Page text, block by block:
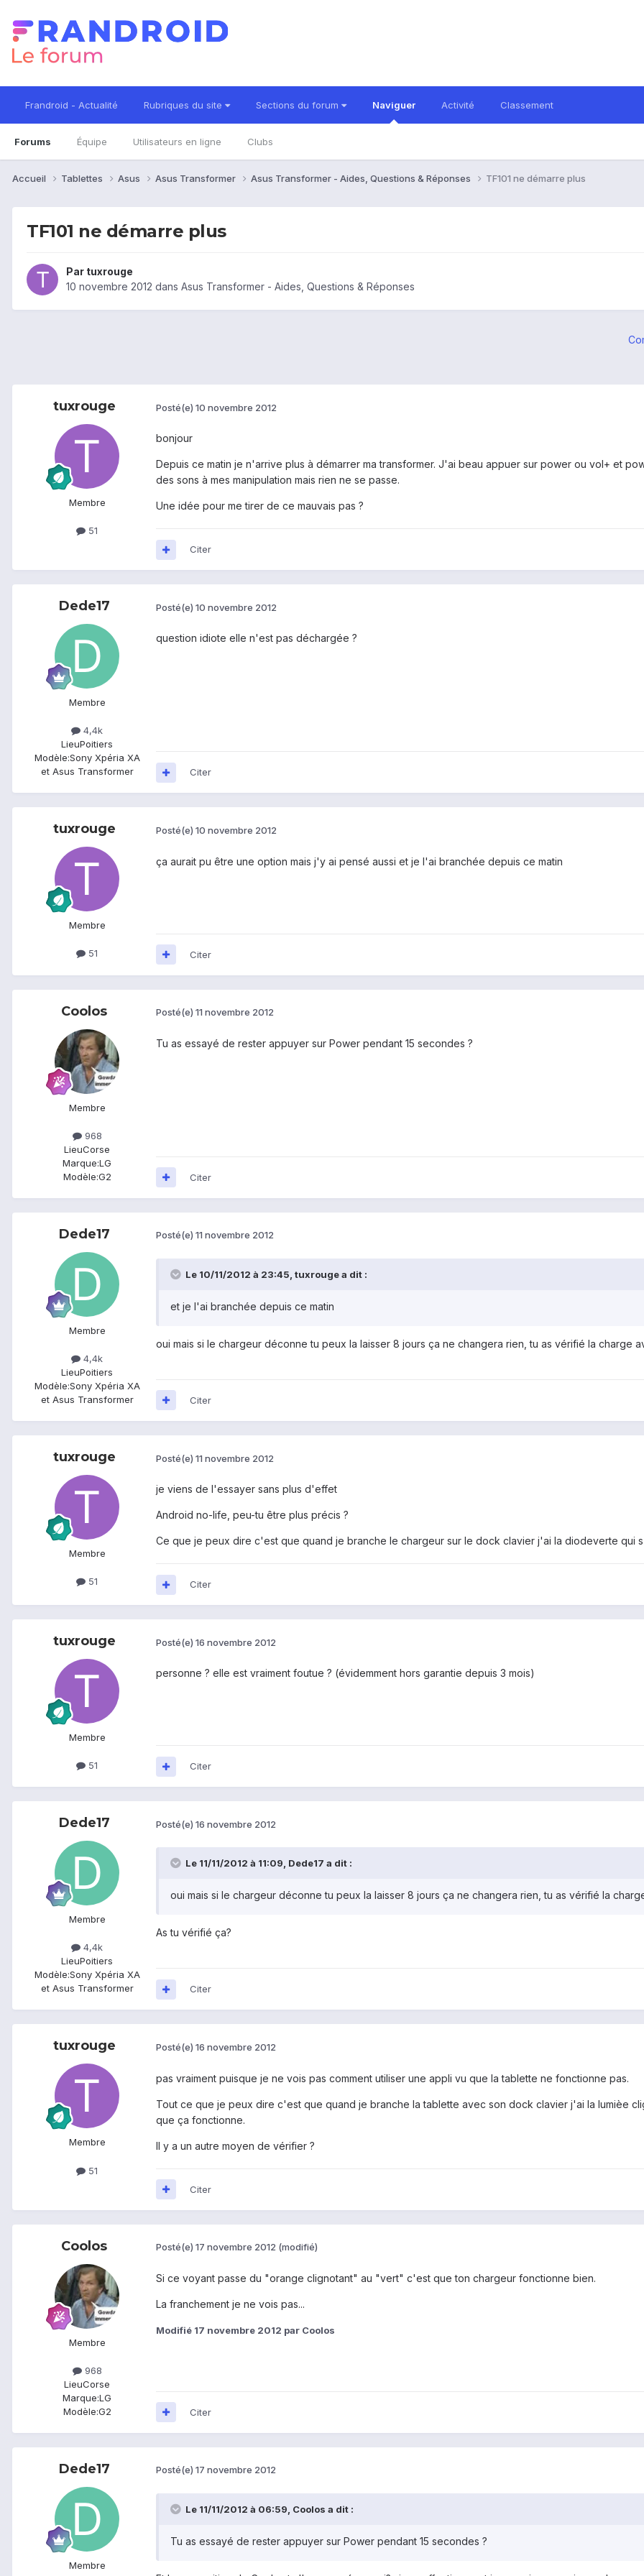
Frandroid - Actualité Rubriques du site Sections du forum Naviguer
Forums Équipe Utilisateurs en ligne Clubs
Activité Classement
Accueil Tablettes Asus Asus Transformer Asus Transformer - Aides, Questions & Réponses TF101 ne démarre plus
TF101 ne démarre plus
Par tuxrouge
10 novembre 2012 dans Asus Transformer - Aides, Questions & Réponses
tuxrouge
Membre
51
Posté(e) 10 novembre 2012
bonjour
Depuis ce matin je n'arrive plus à démarrer ma transformer. J'ai beau appuer sur power ou vol+ et
des sons à mes manipulation mais rien ne se passe.
Une idée pour me tirer de ce mauvais pas ?
Citer
Dede17
Membre
4,4k
LieuPoitiers
Modèle:Sony Xpéria XA
et Asus Transformer
Posté(e) 10 novembre 2012
question idiote elle n'est pas déchargée ?
Citer
tuxrouge
Membre
51
Posté(e) 10 novembre 2012
ça aurait pu être une option mais j'y ai pensé aussi et je l'ai branchée depuis ce matin
Citer
Coolos
Membre
968
LieuCorse
Marque:LG
Modèle:G2
Posté(e) 11 novembre 2012
Tu as essayé de rester appuyer sur Power pendant 15 secondes ?
Citer
Dede17
Membre
4,4k
LieuPoitiers
Modèle:Sony Xpéria XA
et Asus Transformer
Posté(e) 11 novembre 2012
Le 10/11/2012 à 23:45, tuxrouge a dit :
et je l'ai branchée depuis ce matin
oui mais si le chargeur déconne tu peux la laisser 8 jours ça ne changera rien, tu as vérifié la charge
Citer
tuxrouge
Membre
51
Posté(e) 11 novembre 2012
je viens de l'essayer sans plus d'effet
Android no-life, peu-tu être plus précis ?
Ce que je peux dire c'est que quand je branche le chargeur sur le dock clavier j'ai la diodeverte qui
Citer
tuxrouge
Membre
51
Posté(e) 16 novembre 2012
personne ? elle est vraiment foutue ? (évidemment hors garantie depuis 3 mois)
Citer
Dede17
Membre
4,4k
LieuPoitiers
Modèle:Sony Xpéria XA
et Asus Transformer
Posté(e) 16 novembre 2012
Le 11/11/2012 à 11:09, Dede17 a dit :
oui mais si le chargeur déconne tu peux la laisser 8 jours ça ne changera rien, tu as vérifié la
As tu vérifié ça?
Citer
tuxrouge
Membre
51
Posté(e) 16 novembre 2012
pas vraiment puisque je ne vois pas comment utiliser une appli vu que la tablette ne fonctionne pas.
Tout ce que je peux dire c'est que quand je branche la tablette avec son dock clavier j'ai la lumièe
que ça fonctionne.
Il y a un autre moyen de vérifier ?
Citer
Coolos
Membre
968
LieuCorse
Marque:LG
Modèle:G2
Posté(e) 17 novembre 2012 (modifié)
Si ce voyant passe du "orange clignotant" au "vert" c'est que ton chargeur fonctionne bien.
La franchement je ne vois pas...
Modifié 17 novembre 2012 par Coolos
Citer
Dede17
Membre
Posté(e) 17 novembre 2012
Le 11/11/2012 à 06:59, Coolos a dit :
Tu as essayé de rester appuyer sur Power pendant 15 secondes ?